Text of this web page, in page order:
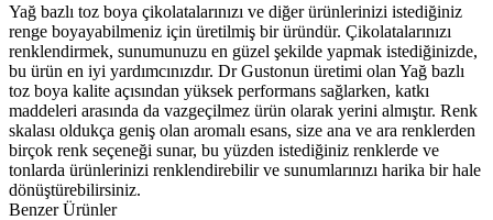
Yağ bazlı toz boya çikolatalarınızı ve diğer ürünlerinizi istediğiniz
renge boyayabilmeniz için üretilmiş bir üründür. Çikolatalarınızı
renklendirmek, sunumunuzu en güzel şekilde yapmak istediğinizde,
bu ürün en iyi yardımcınızdır. Dr Gustonun üretimi olan Yağ bazlı
toz boya kalite açısından yüksek performans sağlarken, katkı
maddeleri arasında da vazgeçilmez ürün olarak yerini almıştır. Renk
skalası oldukça geniş olan aromalı esans, size ana ve ara renklerden
birçok renk seçeneği sunar, bu yüzden istediğiniz renklerde ve
tonlarda ürünlerinizi renklendirebilir ve sunumlarınızı harika bir hale
dönüştürebilirsiniz.
Benzer Ürünler